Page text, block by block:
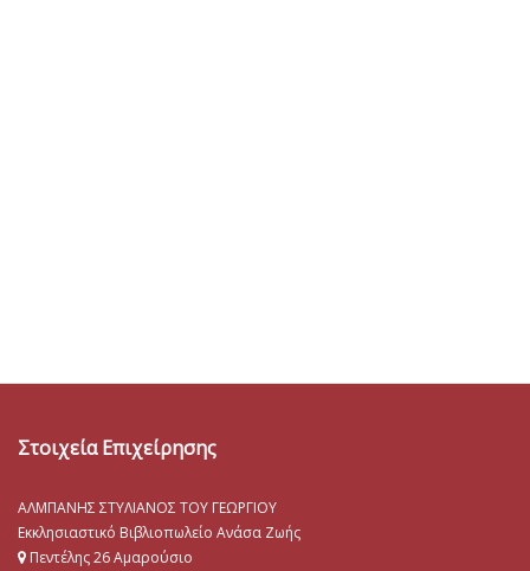
Στοιχεία Επιχείρησης
ΑΛΜΠΑΝΗΣ ΣΤΥΛΙΑΝΟΣ ΤΟΥ ΓΕΩΡΓΙΟΥ
Εκκλησιαστικό Βιβλιοπωλείο Ανάσα Ζωής
Πεντέλης 26 Αμαρούσιο